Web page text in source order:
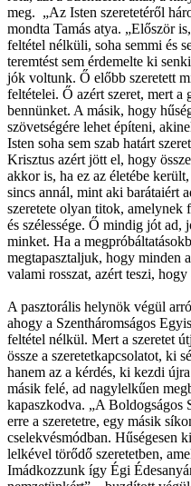
meg. „Az Isten szeretetéről
mondta Tamás atya. „Először
feltétel nélküli, soha semmi és
teremtést sem érdemelte ki
jók voltunk. Ő előbb szeretett
feltételei. Ő azért szeret, mert
bennünket. A másik, hogy
szövetségére lehet építeni,
Isten soha sem szab határt
Krisztus azért jött el, hogy
akkor is, ha ez az életébe
sincs annál, mint aki barátaiért
szeretete olyan titok, amelynek
és szélessége. Ő mindig jót ad,
minket. Ha a
megtapasztaljuk, hogy minden
valami rosszat, azért teszi,
A pasztorális helynök végül
ahogy a Szentháromságos
feltétel nélkül. Mert a szeretet
össze a szeretetkapcsolatot, ki
hanem az a kérdés, ki kezdi
másik felé, ad nagylelkűen
kapaszkodva. „A Boldogságos
erre a szeretetre, egy másik
cselekvésmódban. Hűségesen
lelkével törődő szeretetben,
Imádkozzunk így Égi